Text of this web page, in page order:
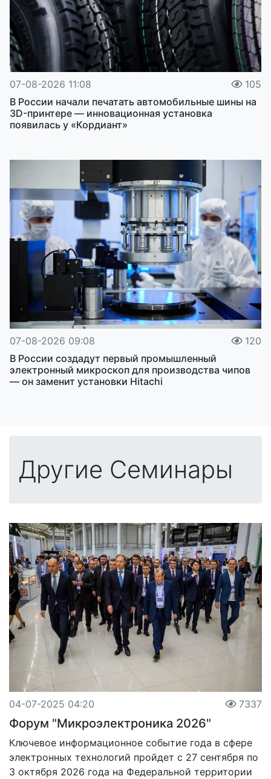
07-08-2026 11:08
105
В России начали печатать автомобильные шины на
3D-принтере — инновационная установка
появилась у «Кордиант»
07-08-2026 09:08
120
В России создадут первый промышленный
электронный микроскоп для производства чипов
— он заменит установки Hitachi
Другие Семинары
04-07-2025 04:20 7337
Форум "Микроэлектроника 2026"
Ключевое информационное событие года в сфере
электронных технологий пройдет с 27 сентября по
3 октября 2026 года на Федеральной территории